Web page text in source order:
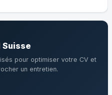
Suisse
pour optimiser votre CV et
un entretien.